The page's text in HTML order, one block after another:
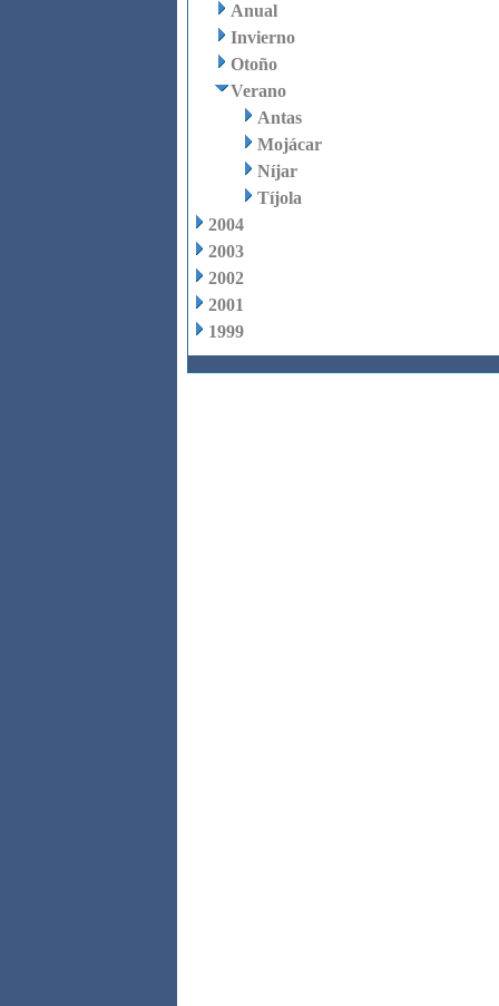
Anual
Invierno
Otoño
Verano
Antas
Mojácar
Níjar
Tíjola
2004
2003
2002
2001
1999